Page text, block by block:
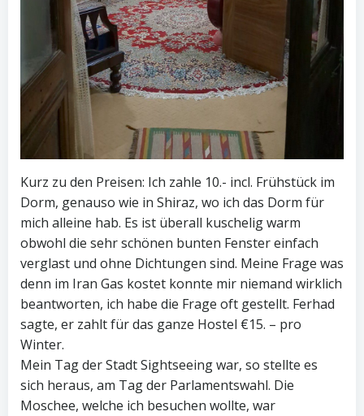
Kurz zu den Preisen: Ich zahle 10.- incl. Frühstück im
Dorm, genauso wie in Shiraz, wo ich das Dorm für
mich alleine hab. Es ist überall kuschelig warm
obwohl die sehr schönen bunten Fenster einfach
verglast und ohne Dichtungen sind. Meine Frage was
denn im Iran Gas kostet konnte mir niemand wirklich
beantworten, ich habe die Frage oft gestellt. Ferhad
sagte, er zahlt für das ganze Hostel €15. – pro
Winter.
Mein Tag der Stadt Sightseeing war, so stellte es
sich heraus, am Tag der Parlamentswahl. Die
Moschee, welche ich besuchen wollte, war